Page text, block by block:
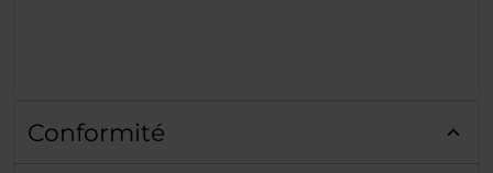
Conformité